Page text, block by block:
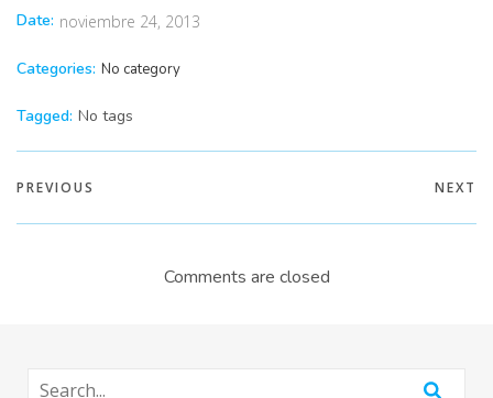
Date: noviembre 24, 2013
Categories: No category
Tagged: No tags
PREVIOUS NEXT
Comments are closed